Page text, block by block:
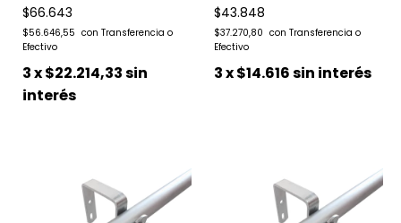
$66.643
$56.646,55
3x$22.214,33sin
interés
$43.848
$37.270,80
3x$14.616sin interés